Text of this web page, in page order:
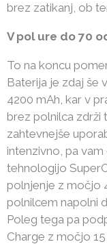
brez zatikanj, ob
V pol ure do 70
To na koncu
Baterija je zdaj še
4200 mAh, kar v
brez polnilca zdrži
zahtevnejše
intenzivno, pa
tehnologijo
polnjenje z močjo
polnilcem napolni
Poleg tega pa
Charge z močjo